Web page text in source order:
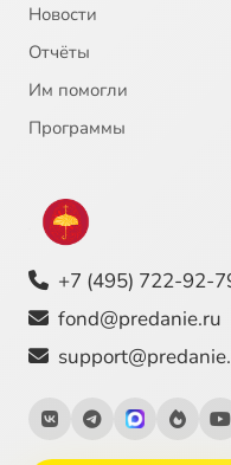
Новости
Отчёты
Им помогли
Программы
+7 (495) 722-92-
fond@predanie.ru